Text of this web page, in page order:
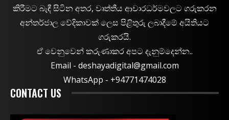
කිරීමට බැඳී සිටින අතර, වෘත්තීය ආචාරධර්මවලට ගරුකරන
අන්තර්ජාල වේදිකාවක් ලෙස පිළිතුරු ලබාදීමේ අයිතියට
ගරුකරයි.
ඒ වෙනුවෙන් කරුණාකර අපට දැනුම්දෙන්න..
Email - deshayadigital@gmail.com
WhatsApp - ‪+94771474028
CONTACT US